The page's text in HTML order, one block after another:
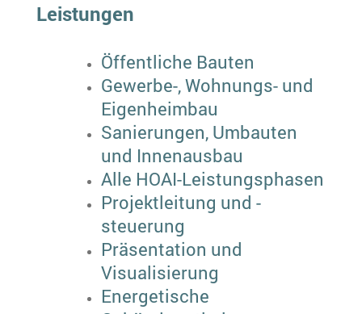
Leistungen
Öffentliche Bauten
Gewerbe-, Wohnungs- und
Eigenheimbau
Sanierungen, Umbauten
und Innenausbau
Alle HOAI-Leistungsphasen
Projektleitung und -
steuerung
Präsentation und
Visualisierung
Energetische